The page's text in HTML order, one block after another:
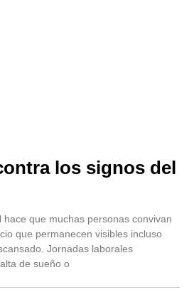
los signos del
hace que muchas personas convivan
que permanecen visibles incluso
Jornadas laborales
de sueño o